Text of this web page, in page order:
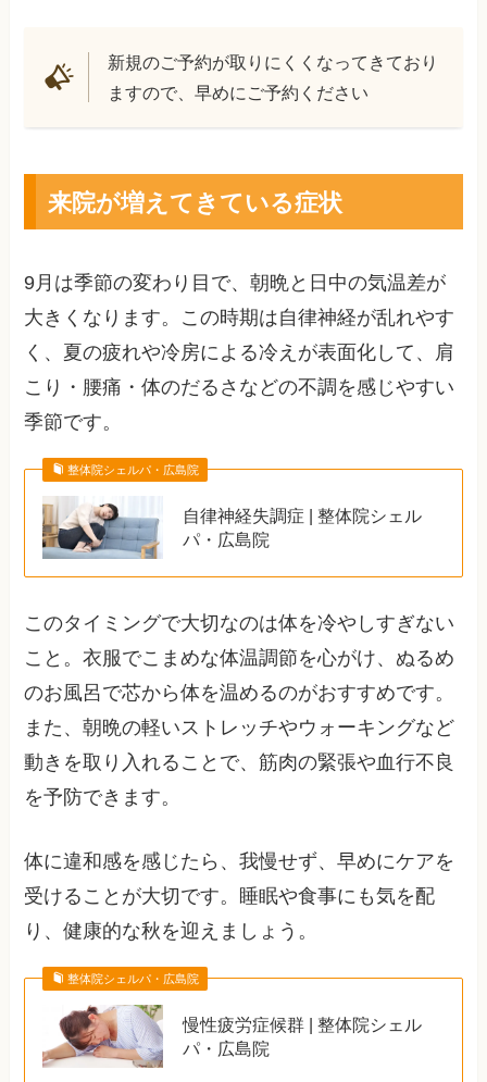
新規のご予約が取りにくくなってきており
ますので、早めにご予約ください
来院が増えてきている症状
9月は季節の変わり目で、朝晩と日中の気温差が
大きくなります。この時期は自律神経が乱れやす
く、夏の疲れや冷房による冷えが表面化して、肩
こり・腰痛・体のだるさなどの不調を感じやすい
季節です。
整体院シェルパ・広島院
自律神経失調症 | 整体院シェル
パ・広島院
このタイミングで大切なのは体を冷やしすぎない
こと。衣服でこまめな体温調節を心がけ、ぬるめ
のお風呂で芯から体を温めるのがおすすめです。
また、朝晩の軽いストレッチやウォーキングなど
動きを取り入れることで、筋肉の緊張や血行不良
を予防できます。
体に違和感を感じたら、我慢せず、早めにケアを
受けることが大切です。睡眠や食事にも気を配
り、健康的な秋を迎えましょう。
整体院シェルパ・広島院
慢性疲労症候群 | 整体院シェル
パ・広島院